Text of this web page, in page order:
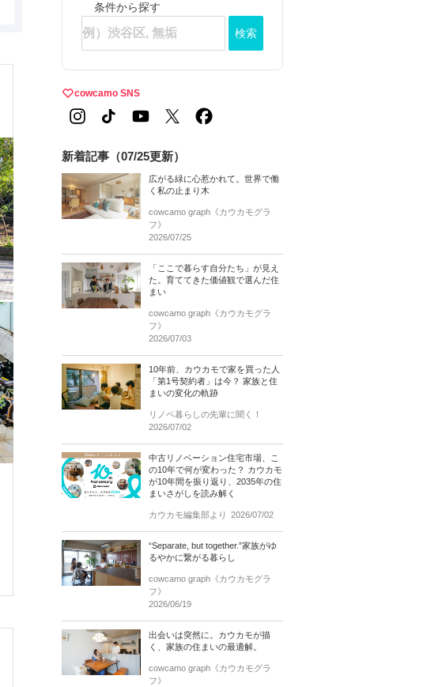
条件から探す
検索
cowcamo SNS
新着記事（07/25更新）
広がる緑に心惹かれて。世界で働
く私の止まり木
cowcamo graph《カウカモグラ
フ》
2026/07/25
「ここで暮らす自分たち」が見え
た。育ててきた価値観で選んだ住
まい
cowcamo graph《カウカモグラ
フ》
2026/07/03
10年前、カウカモで家を買った人
「第1号契約者」は今？ 家族と住
まいの変化の軌跡
リノベ暮らしの先輩に聞く！
2026/07/02
中古リノベーション住宅市場、こ
の10年で何が変わった？ カウカモ
が10年間を振り返り、2035年の住
まいさがしを読み解く
カウカモ編集部より 2026/07/02
“Separate, but together.”家族がゆ
るやかに繋がる暮らし
cowcamo graph《カウカモグラ
フ》
2026/06/19
出会いは突然に。カウカモが描
く、家族の住まいの最適解。
cowcamo graph《カウカモグラ
フ》